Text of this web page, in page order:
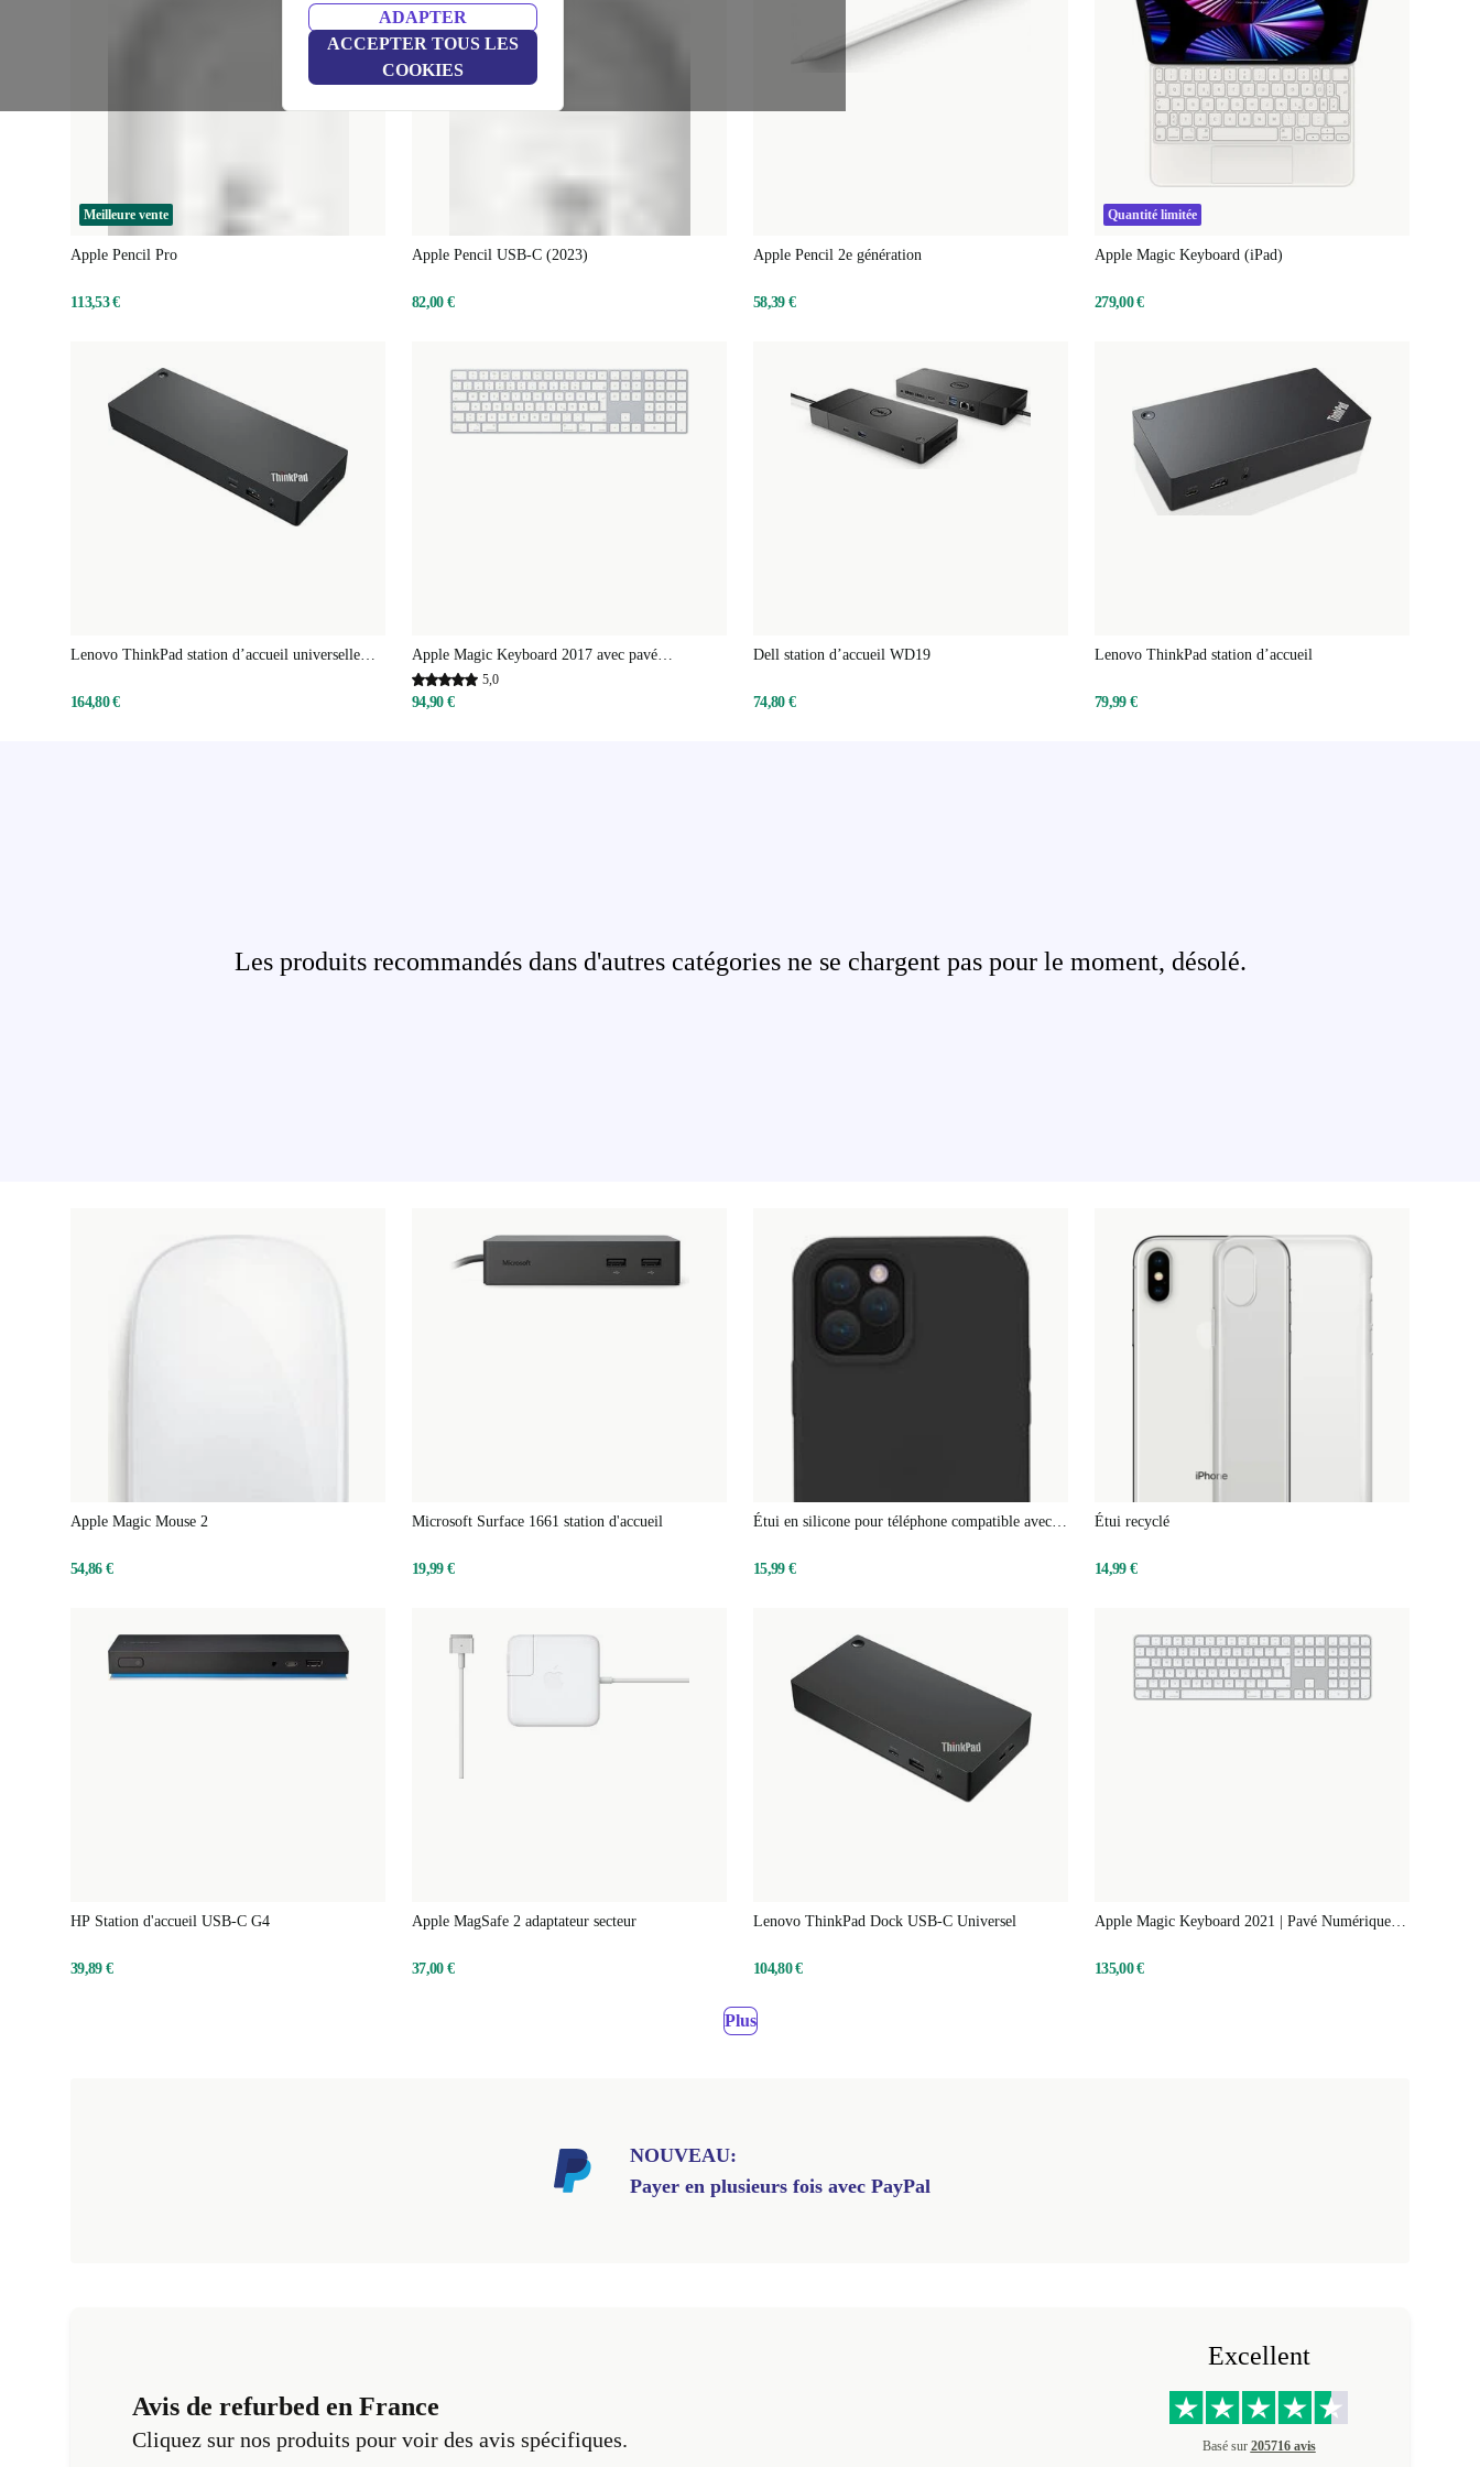
ADAPTER
ACCEPTER TOUS LES
COOKIES
Meilleure vente
Apple Pencil Pro
113,53 €
Apple Pencil USB-C (2023)
82,00 €
Apple Pencil 2e génération
58,39 €
Quantité limitée
Apple Magic Keyboard (iPad)
279,00 €
Lenovo ThinkPad station d’accueil universelle
164,80 €
Apple Magic Keyboard 2017 avec pavé
numérique 5,0
94,90 €
Les produits recommandés dans d'autres catégories ne se chargent pas pour le moment, désolé.
Dell station d’accueil WD19
74,80 €
Lenovo ThinkPad station d’accueil
79,99 €
Apple Magic Mouse 2
54,86 €
Microsoft Surface 1661 station d'accueil
19,99 €
Étui en silicone pour téléphone compatible avec
15,99 €
Étui recyclé
14,99 €
HP Station d'accueil USB-C G4
39,89 €
Apple MagSafe 2 adaptateur secteur
37,00 €
Lenovo ThinkPad Dock USB-C Universel
104,80 €
Apple Magic Keyboard 2021 | Pavé Numérique |
135,00 €
Plus
NOUVEAU:
Payer en plusieurs fois avec PayPal
Avis de refurbed en France
Cliquez sur nos produits pour voir des avis spécifiques.
Excellent
Basé sur 205716 avis